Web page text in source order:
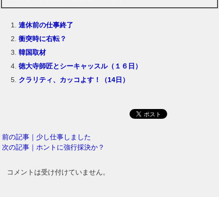
連休前の仕事終了
衝突時に右転？
韓国取材
徳大寺師匠とシーキャッスル（１６日）
クラリティ、カッコよす！（14日）
前の記事｜少し仕事しました
次の記事｜ホントに強行採決か？
コメントは受け付けていません。